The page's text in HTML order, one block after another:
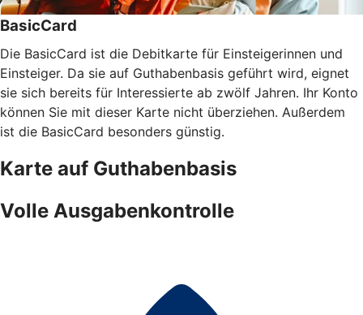
BasicCard
Die BasicCard ist die Debitkarte für Einsteigerinnen und
Einsteiger. Da sie auf Guthabenbasis geführt wird, eignet
sie sich bereits für Interessierte ab zwölf Jahren. Ihr Konto
können Sie mit dieser Karte nicht überziehen. Außerdem
ist die BasicCard besonders günstig.
Karte auf Guthabenbasis
Volle Ausgabenkontrolle